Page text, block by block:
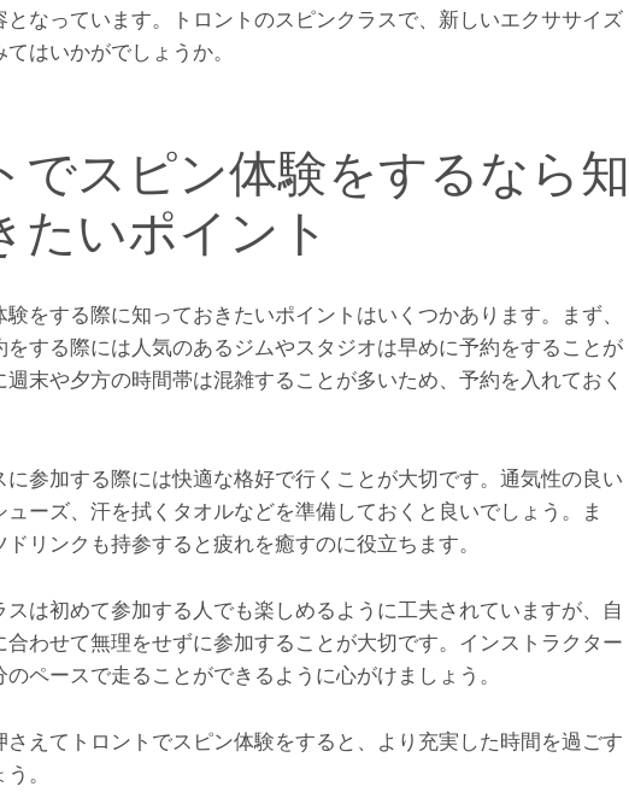
となっています。トロントのスピンクラスで、新しいエクササイズ
はいかがでしょうか。
でスピン体験をするなら知
たいポイント
験をする際に知っておきたいポイントはいくつかあります。まず、
をする際には人気のあるジムやスタジオは早めに予約をすることが
末や夕方の時間帯は混雑することが多いため、予約を入れておく
に参加する際には快適な格好で行くことが大切です。通気性の良い
ューズ、汗を拭くタオルなどを準備しておくと良いでしょう。ま
リンクも持参すると疲れを癒すのに役立ちます。
スは初めて参加する人でも楽しめるように工夫されていますが、自
わせて無理をせずに参加することが大切です。インストラクター
ペースで走ることができるように心がけましょう。
さえてトロントでスピン体験をすると、より充実した時間を過ごす
。